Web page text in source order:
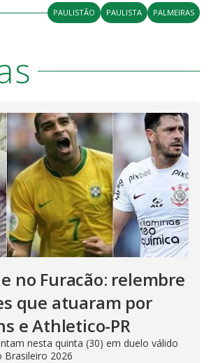
PAULISTÃO PAULISTA PALMEIRAS
no Furacão: relembre
que atuaram por
e Athletico-PR
nesta quinta (30) em duelo válido
Brasileiro 2026